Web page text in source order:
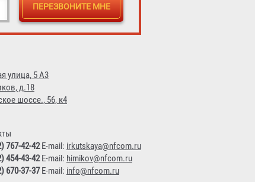
улица, 5 А3
д.18
шоссе., 56, к4
767-42-42E-mail: irkutskaya@nfcom.ru
454-43-42E-mail: himikov@nfcom.ru
670-37-37E-mail: info@nfcom.ru